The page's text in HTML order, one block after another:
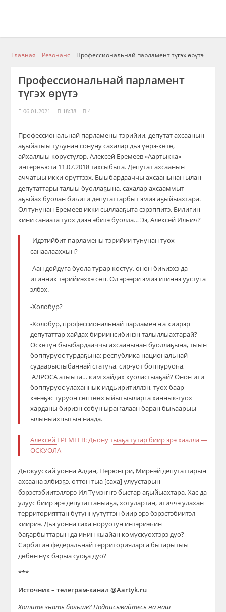
Главная Резонанс Профессиональнай парламент түгэх өрүтэ
Профессиональнай парламент
түгэх өрүтэ
06.01.2021 18:38 4
Профессиональнай парламены тэрийии, депутат ахсаанын
аҕыйатыы туһунан сонуну сахалар дьэ үөрэ-көтө,
айхаллыы көрүстүлэр. Алексей Еремеев «Аартыкка»
интервьюта 11.07.2018 тахсыбыта. Депутат ахсаанын
аччатыы икки өрүттээх. Быыбардааччы ахсаанынан ылан
депутаттары талыы буоллаҕына, сахалар ахсааммыт
аҕыйах буолан биһиги депутаттарбыт эмиэ аҕыйыахтара.
Ол туһунан Еремеев икки сыллааҕыта сэрэппитэ. Билигин
кини санаата туох диэн эбитэ буолла… Ээ, Алексей Ильич?
-Идэтийбит парламены тэрийии туһунан туох
санаалааххын?
-Аан дойдуга буола турар көстүү, онон биһиэхэ да
итинник тэрийиэххэ сөп. Ол эрээри эмиэ итиннэ уустуга
элбэх.
-Холобур?
-Холобур, профессиональнай парламеҥҥа киирэр
депутаттар хайдах бириинсибинэн талыллыахтарай?
Өскөтүн быыбардааччы ахсаанынан буоллаҕына, тыын
боппуруос турдаҕына: республика национальнай
судаарыстыбаннай статуһа, сир-уот боппуруоһа,
АЛРОСА атыыта… ким хайдах куоластыаҕай? Онон ити
боппуруос улаханнык илдьиритиллэн, туох баар
кэнэҕэс туруон сөптөөх ыйытыыларга ханнык-туох
харданы бириэн сөбүн ыраҥалаан баран быһаарыы
ылыныахпытын наада.
Алексей ЕРЕМЕЕВ: Дьону тыаҕа тутар биир эрэ хаалла —
ОСКУОЛА
Дьокуускай уонна Алдан, Нерюнгри, Мирнэй депутаттарын
ахсаана элбиэҕэ, оттон тыа [саха] улуустарын
бэрэстэбиитэллэрэ Ил Түмэҥҥэ быстар аҕыйыахтара. Хас да
улуус биир эрэ депутаттаныаҕа, хотулартан, итиччэ улахан
территорияттан бүтүннүүтүттэн биир эрэ бэрэстэбиитэл
киириэ. Дьэ уонна саха норуотун интэриэһин
баҕарбыттарын да иһин кыайан көмүскүөхтэрэ дуо?
Сирбитин федеральнай территорияларга бытарытыы
дөбөҥнүк барыа суоҕа дуо?
***
Источник – телеграм-канал @Aartyk.ru
Хотите знать больше? Подписывайтесь на наш